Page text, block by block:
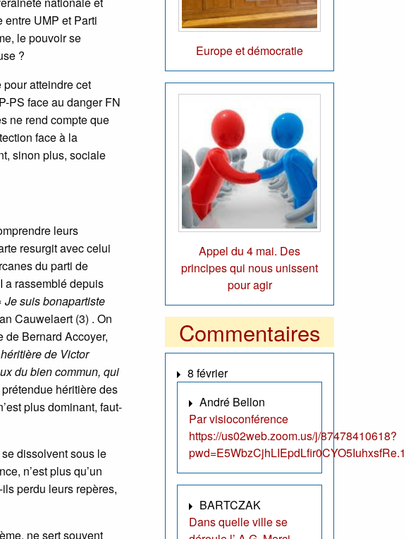
entre UMP et Parti
le pouvoir se
?
pour atteindre cet
PS face au danger FN
ne rend compte que
face à la
sinon plus, sociale
leurs
resurgit avec celui
du parti de
a rassemblé depuis
Je suis bonapartiste
Cauwelaert (3) . On
de Bernard Accoyer,
de Victor
du bien commun, qui
héritière des
plus dominant, faut-
dissolvent sous le
n’est plus qu’un
perdu leurs repères,
ne sert souvent
Europe et démocratie
Appel du 4 mai. Des
principes qui nous unissent
pour agir
Commentaires
8 février
André Bellon
Par visioconférence
https://us02web.zoom.us/j/87478410618?
BARTCZAK
Dans quelle ville se